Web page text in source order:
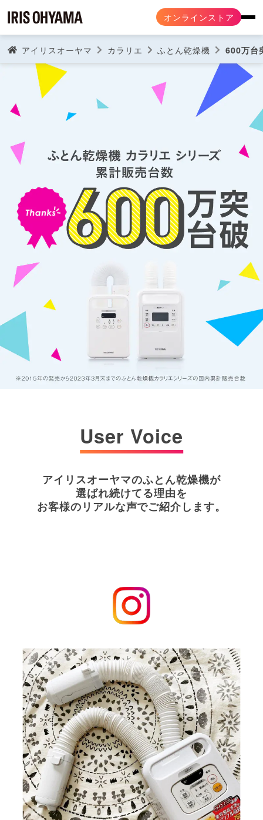
オンラインストア
アイリスオーヤマ カラリエ ふとん乾燥機 600万台
User Voice
アイリスオーヤマのふとん乾燥機が
選ばれ続けてる理由を
お客様のリアルな声でご紹介します。